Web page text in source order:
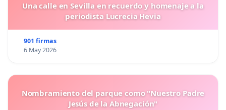
Una calle en Sevilla en recuerdo y homenaje a la
periodista Lucrecia Hevia
901 firmas
6 May 2026
Nombramiento del parque como "Nuestro Padre
Jesús de la Abnegación"